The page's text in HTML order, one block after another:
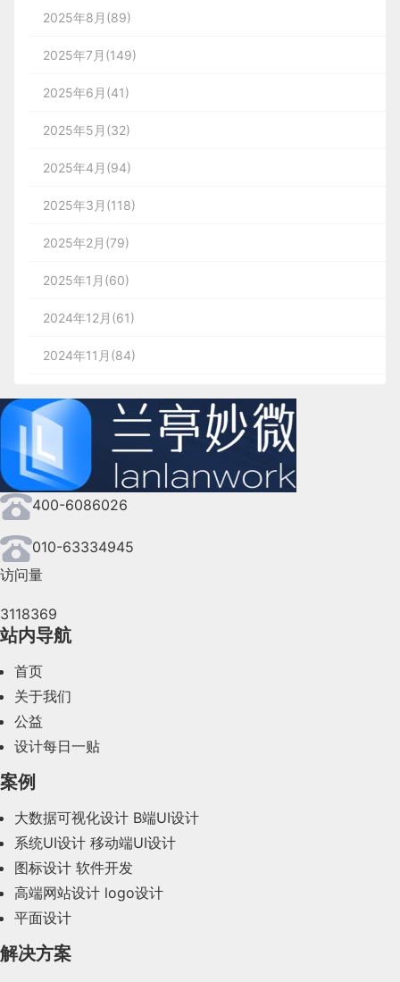
2025年8月(89)
2025年7月(149)
2025年6月(41)
2025年5月(32)
2025年4月(94)
2025年3月(118)
2025年2月(79)
2025年1月(60)
2024年12月(61)
2024年11月(84)
2024年9月(144)
2024年8月(164)
2024年7月(107)
2024年6月(63)
2024年4月(44)
2024年2月(58)
2023年10月(14)
2023年8月(88)
2023年7月(62)
400-6086026
010-63334945
访问量
3118369
站内导航
首页
关于我们
公益
设计每日一贴
案例
大数据可视化设计 B端UI设计
系统UI设计 移动端UI设计
图标设计 软件开发
高端网站设计 logo设计
平面设计
解决方案